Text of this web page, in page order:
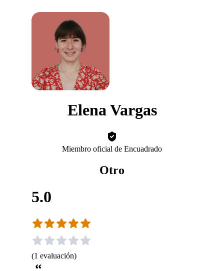
Elena Vargas
Miembro oficial de Encuadrado
Otro
5.0
(1 evaluación)